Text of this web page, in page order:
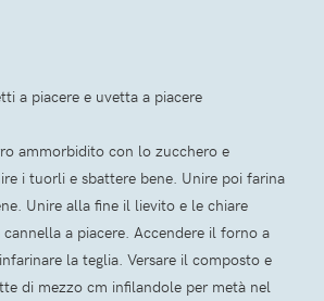
a piacere e uvetta a piacere
ammorbidito con lo zucchero e
i tuorli e sbattere bene. Unire poi farina
Unire alla fine il lievito e le chiare
a piacere. Accendere il forno a
la teglia. Versare il composto e
di mezzo cm infilandole per metà nel